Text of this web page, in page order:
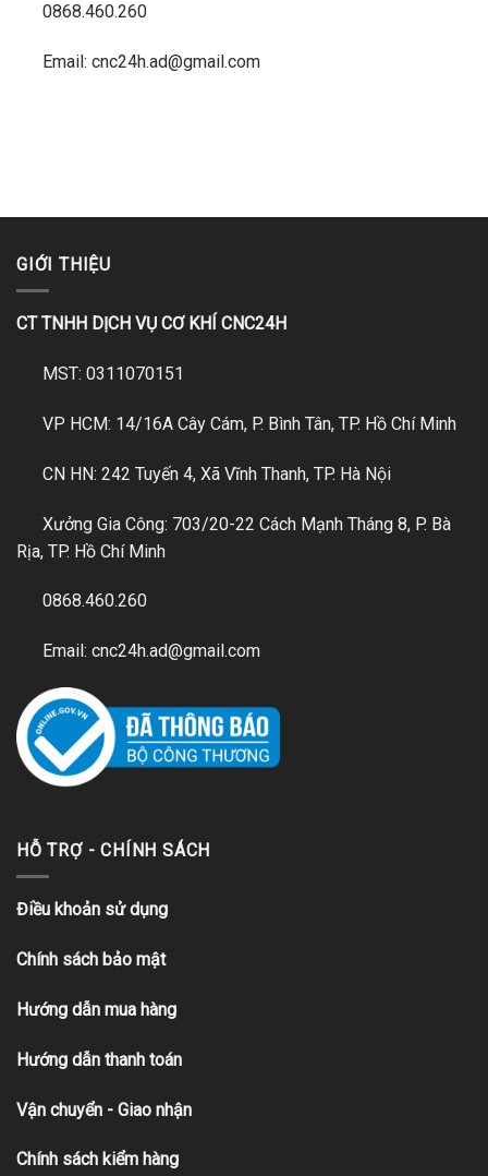
0868.460.260
Email: cnc24h.ad@gmail.com
GIỚI THIỆU
CT TNHH DỊCH VỤ CƠ KHÍ CNC24H
MST: 0311070151
VP HCM: 14/16A Cây Cám, P. Bình Tân, TP. Hồ Chí Minh
CN HN: 242 Tuyến 4, Xã Vĩnh Thanh, TP. Hà Nội
Xưởng Gia Công: 703/20-22 Cách Mạnh Tháng 8, P. Bà
Rịa, TP. Hồ Chí Minh
0868.460.260
Email: cnc24h.ad@gmail.com
HỖ TRỢ - CHÍNH SÁCH
Điều khoản sử dụng
Chính sách bảo mật
Hướng dẫn mua hàng
Hướng dẫn thanh toán
Vận chuyển - Giao nhận
Chính sách kiểm hàng